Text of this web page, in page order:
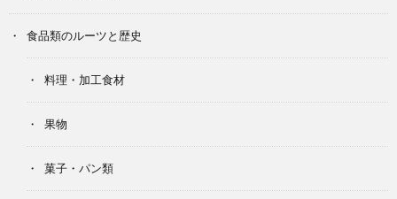
食品類のルーツと歴史
料理・加工食材
果物
菓子・パン類